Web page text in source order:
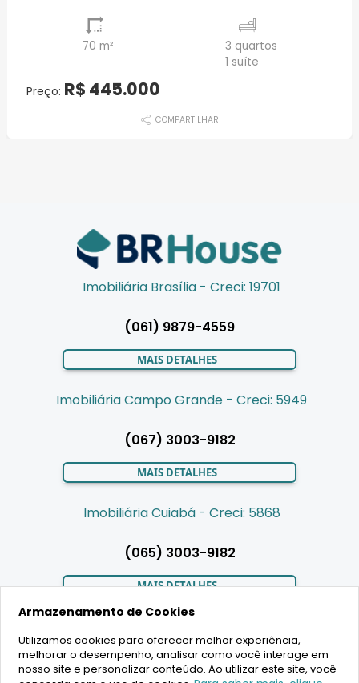
70 m²
3 quartos
1 suíte
Preço: R$ 445.000
COMPARTILHAR
Imobiliária Brasília - Creci: 19701
(061) 9879-4559
MAIS DETALHES
Imobiliária Campo Grande - Creci: 5949
(067) 3003-9182
MAIS DETALHES
Imobiliária Cuiabá - Creci: 5868
(065) 3003-9182
MAIS DETALHES
LIGAMOS PARA VOCÊ
Armazenamento de Cookies
Utilizamos cookies para oferecer melhor experiência,
melhorar o desempenho, analisar como você interage em
nosso site e personalizar conteúdo. Ao utilizar este site, você